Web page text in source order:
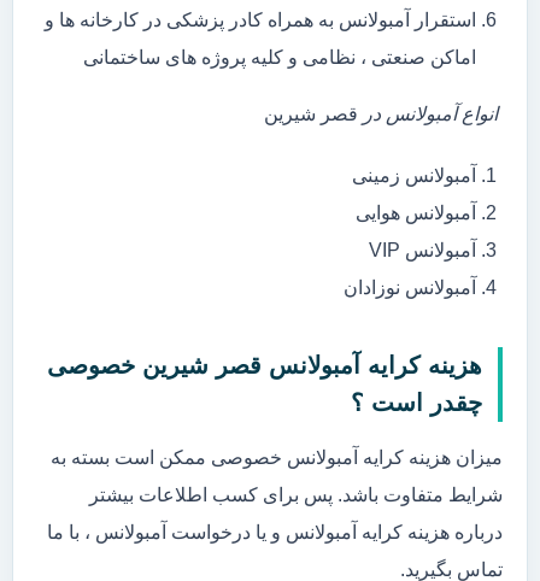
استقرار آمبولانس به همراه کادر پزشکی در کارخانه ها و
اماکن صنعتی ، نظامی و کلیه پروژه های ساختمانی
انواع آمبولانس در قصر شیرین
آمبولانس زمینی
آمبولانس هوایی
آمبولانس VIP
آمبولانس نوزادان
هزینه کرایه آمبولانس قصر شیرین خصوصی
چقدر است ؟
میزان هزینه کرایه آمبولانس خصوصی ممکن است بسته به
شرایط متفاوت باشد. پس برای کسب اطلاعات بیشتر
درباره هزینه کرایه آمبولانس و یا درخواست آمبولانس ، با ما
تماس بگیرید.